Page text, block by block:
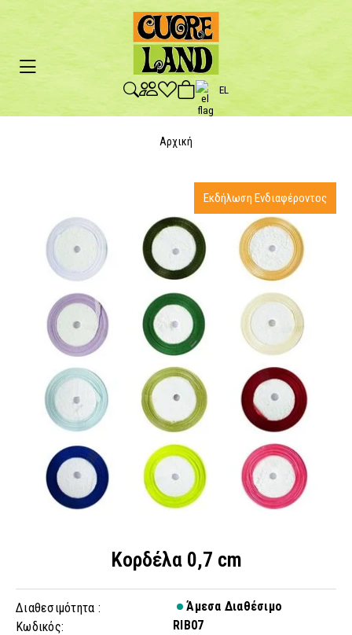
EL
Αρχική
Κορδέλα 0,7 cm
Διαθεσιμότητα :
Άμεσα Διαθέσιμο
Κωδικός:
RIB07
Εκδήλωση Ενδιαφέροντος